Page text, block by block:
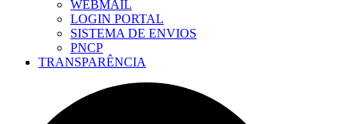
WEBMAIL
LOGIN PORTAL
SISTEMA DE ENVIOS
PNCP
TRANSPARÊNCIA